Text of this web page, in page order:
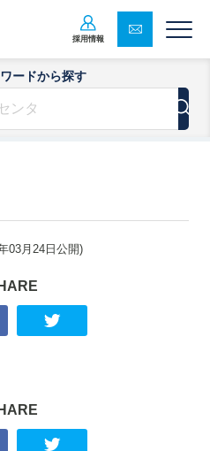
採用情報
ードから探す
03月24日公開)